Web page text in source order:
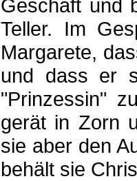
Geschäft und
Teller. Im
Margarete,
und dass er
"Prinzessin"
gerät in Zorn
sie aber den
behält sie